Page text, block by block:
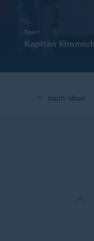
Sport
Kapitän
nach oben